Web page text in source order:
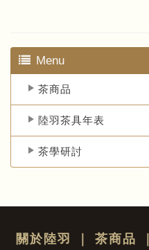
Menu
茶商品
陸羽茶具年表
茶學研討
關於陸羽 茶商品